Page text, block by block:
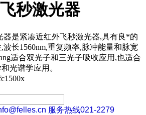
秒激光器
器是紧凑近红外飞秒激光器,具有良*的
波长1560nm,重复频率,脉冲能量和脉宽
适合双光子和三光子吸收应用,也适合
光谱学应用。
服务热线021-2279